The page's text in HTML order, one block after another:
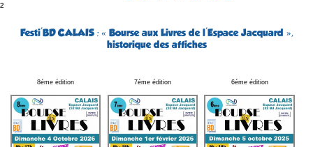
²
Festi'BD CALAIS : « Bourse aux Livres de l'Espace Jacquard »,
historique des affiches
8éme édition 7éme édition 6éme édition